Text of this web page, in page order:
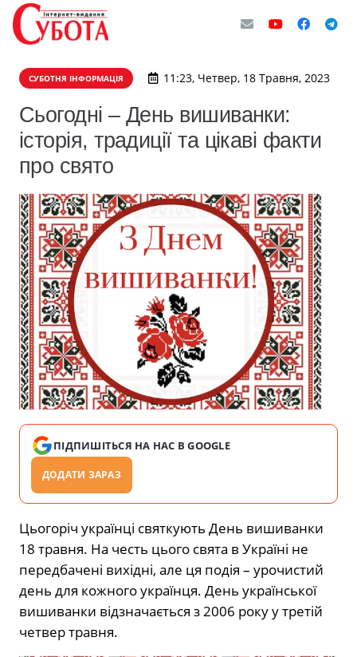
СУБОТНЯ ІНФОРМАЦІЯ 11:23, Четвер, 18 Травня, 2023
Сьогодні – День вишиванки:
історія, традиції та цікаві факти
про свято
ПІДПИШІТЬСЯ НА НАС В GOOGLE
ДОДАТИ ЗАРАЗ
Цьогоріч українці святкують День вишиванки
18 травня. На честь цього свята в Україні не
передбачені вихідні, але ця подія – урочистий
день для кожного українця. День української
вишиванки відзначається з 2006 року у третій
четвер травня.